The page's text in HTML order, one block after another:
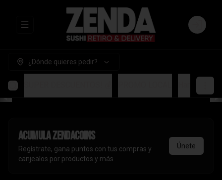
Abrir menu de navegación Login
¿Dónde quieres pedir?
AcumulaZendaCoins
Regístrate, gana puntos con tus compras y
canjealos por productos y más
Únete